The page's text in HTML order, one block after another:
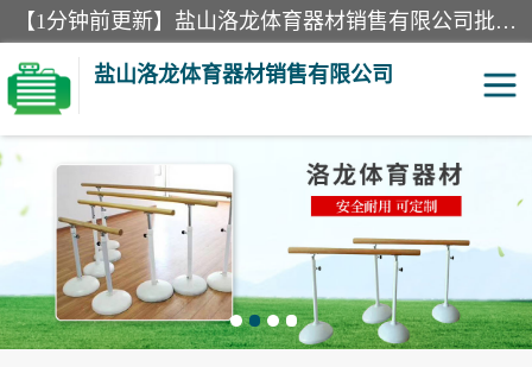
【1分钟前更新】盐山洛龙体育器材销售有限公司批量供应：300米障碍器材、400米障碍器材、部队训练器材、双杠、体操垫、舞蹈把杆等产品。盐山洛龙体育器材销售有限公司经过多年的发展，集研发，生产，销售，售后服务为一体. 奉行“质量，信誉，服务”的宗旨，以开拓创新的精神和真诚守信的态度积极进取。
盐山洛龙体育器材销售有限公司
单双杠 舞蹈把杆
400米障碍器材 体操垫
300米障碍器材 攀爬架